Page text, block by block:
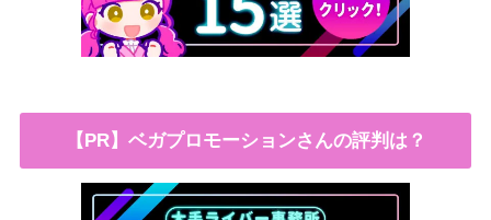
【PR】ベガプロモーションさんの評判は？